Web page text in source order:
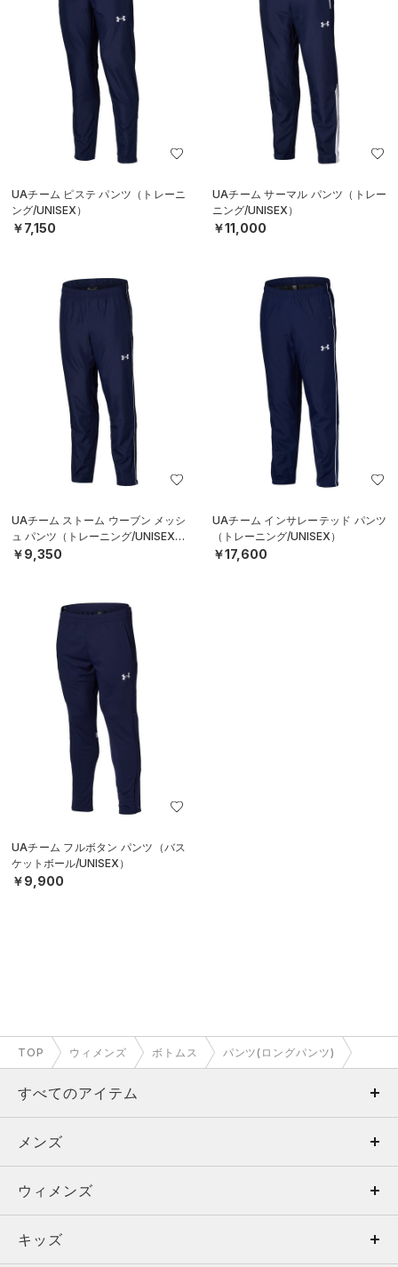
UAチーム ピステ パンツ（トレーニ
ング/UNISEX）
￥7,150
UAチーム サーマル パンツ（トレー
ニング/UNISEX）
￥11,000
UAチーム ストーム ウーブン メッシ
ュ パンツ（トレーニング/UNISEX）
￥9,350
UAチーム インサレーテッド パンツ
（トレーニング/UNISEX）
￥17,600
UAチーム フルボタン パンツ（バス
ケットボール/UNISEX）
￥9,900
TOP ウィメンズ ボトムス パンツ(ロングパンツ)
すべてのアイテム
メンズ
ウィメンズ
キッズ
メンズ
トップス
ボトムス
ウィメンズ
トップス
キッズ